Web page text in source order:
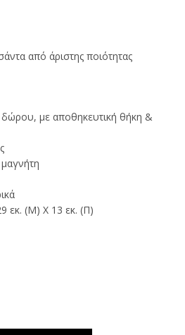
από άριστης ποιότητας
με αποθηκευτική θήκη &
εκ. (Μ) Χ 13 εκ. (Π)